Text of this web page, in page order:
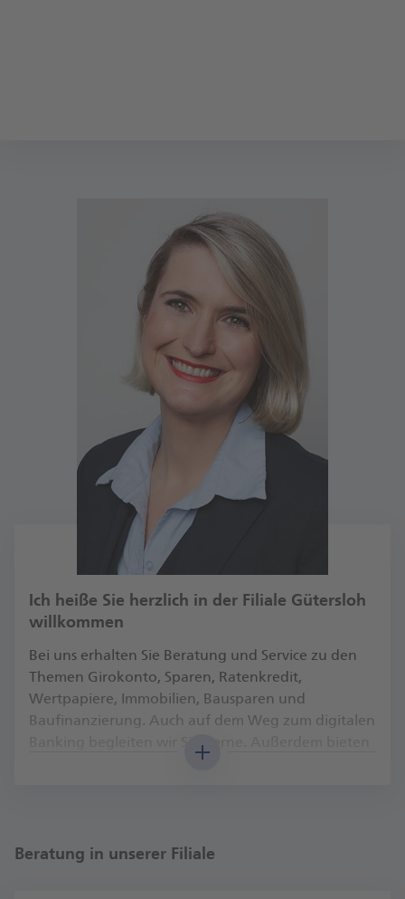
Ich heiße Sie herzlich in der Filiale Gütersloh
willkommen
Bei uns erhalten Sie Beratung und Service zu den
Themen Girokonto, Sparen, Ratenkredit,
Wertpapiere, Immobilien, Bausparen und
Baufinanzierung. Auch auf dem Weg zum digitalen
Banking begleiten wir Sie gerne. Außerdem bieten
wir alles rund um den Versand von Briefen und
Miriam Knoche, Fi­li­al­di­rek­torin Gütersloh
Beratung in unserer Filiale